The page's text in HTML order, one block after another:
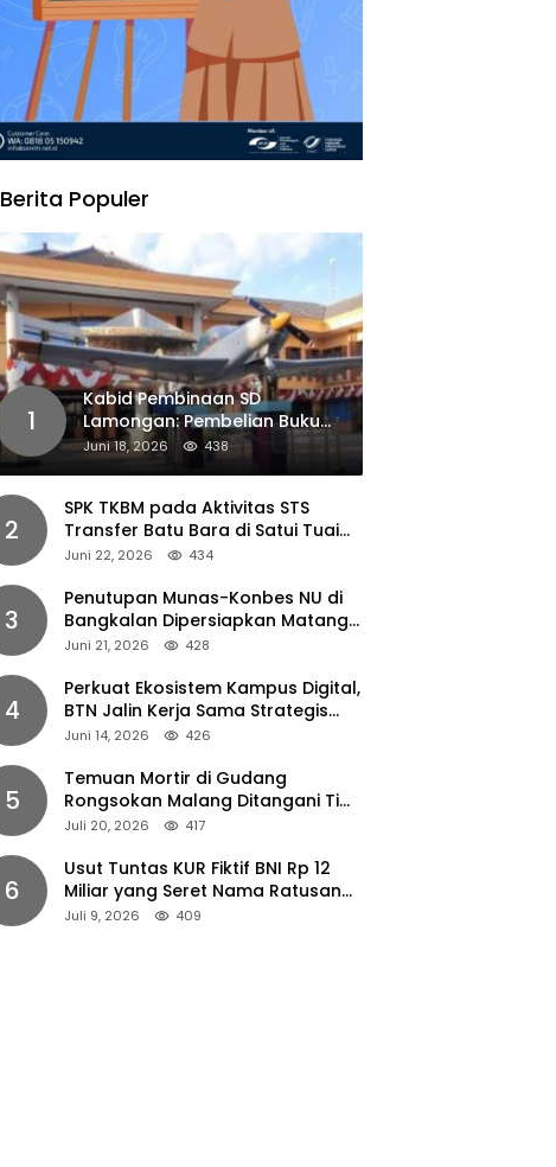
Berita Populer
1
Kabid Pembinaan SD
Lamongan: Pembelian Buku
Pendamping Tidak Boleh
Dipaksakan
Juni 18, 2026 438
2
SPK TKBM pada Aktivitas STS
Transfer Batu Bara di Satui Tuai
Sorotan
Juni 22, 2026 434
3
Penutupan Munas-Konbes NU di
Bangkalan Dipersiapkan Matang,
Gus Ipul Turun Tangan
Juni 21, 2026 428
4
Perkuat Ekosistem Kampus Digital,
BTN Jalin Kerja Sama Strategis
dengan UNAIR
Juni 14, 2026 426
5
Temuan Mortir di Gudang
Rongsokan Malang Ditangani Tim
Gegana Polda Jatim
Juli 20, 2026 417
6
Usut Tuntas KUR Fiktif BNI Rp 12
Miliar yang Seret Nama Ratusan
Petani Jember
Juli 9, 2026 409